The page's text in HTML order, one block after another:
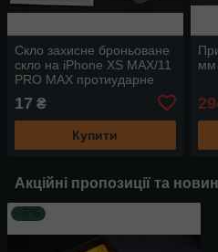
Скло захисне броньоване
скло на iPhone XS MAX/11
PRO MAX протиударне
скло на телефон 10 шт/уп
17 ₴
Купити
мм
Акційні пропозиції та